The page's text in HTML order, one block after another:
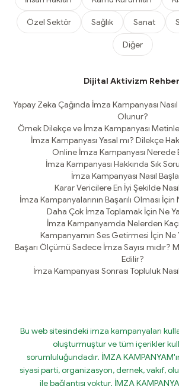
Özel Sektör Sağlık Sanat
Diğer
Dijital Aktivizm
Yapay Zeka Çağında İmza Kampanyası
Olunur?
Örnek Dilekçe ve İmza Kampanyası
İmza Kampanyası Yasal mı? Dilekçe
Online İmza Kampanyası Nerede
İmza Kampanyası Hakkında Sık
İmza Kampanyası Nasıl
Karar Vericilere En İyi Şekilde Nasıl
İmza Kampanyalarının Başarılı Olması İçin
Daha Çok İmza Toplamak İçin Ne
İmza Kampanyamda Nelerden
Kampanyamın Ses Getirmesi İçin Ne
Başarı Ölçümü Sadece İmza Sayısı mıdır?
Edilir?
İmza Kampanyası Sonrası Topluluk
Bu web sitesindeki imza kampanyaları
oluşturmuştur ve tüm içerikler
sorumluluğundadır. İMZA
siyasi parti, organizasyon, dernek, vakıf,
ile bağlantısı yoktur. İMZA